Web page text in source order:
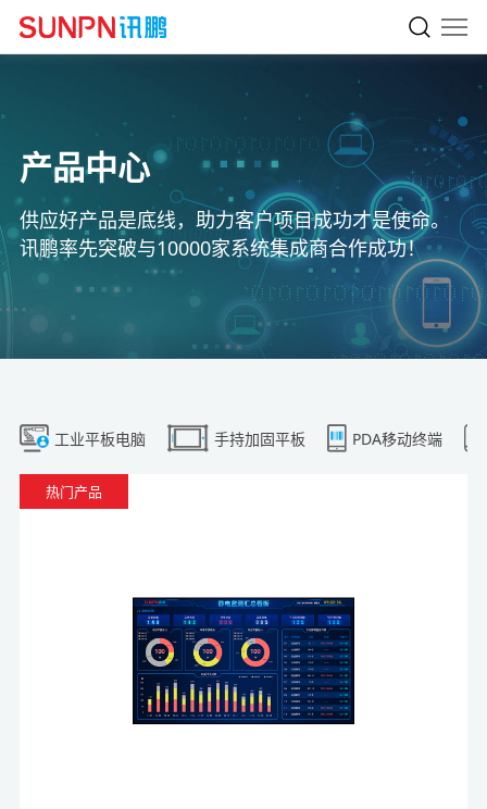
产品中心
供应好产品是底线，助力客户项目成功才是使命。
讯鹏率先突破与10000家系统集成商合作成功！
工业平板电脑 手持加固平板 PDA移动终端
热门产品